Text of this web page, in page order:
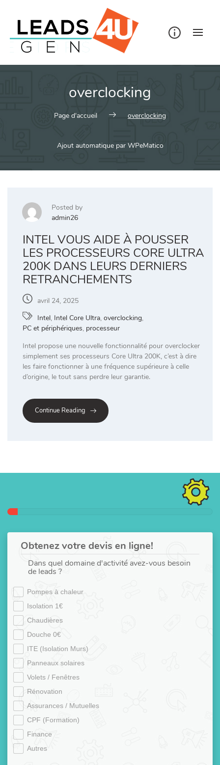
overclocking
Page d'accueil overclocking
Ajout automatique par WPeMatico
Posted by
admin26
INTEL VOUS AIDE À POUSSER
LES PROCESSEURS CORE ULTRA
200K DANS LEURS DERNIERS
RETRANCHEMENTS
avril 24, 2025
Intel, Intel Core Ultra, overclocking,
PC et périphériques, processeur
Intel propose une nouvelle fonctionnalité pour overclocker
simplement ses processeurs Core Ultra 200K, c’est à dire
les faire fonctionner à une fréquence supérieure à celle
d’origine, le tout sans perdre leur garantie.
Continue Reading
Obtenez votre devis en ligne!
Dans quel domaine d'activité avez-vous besoin
de leads ?
Pompes à chaleur
Isolation 1€
Chaudières
Douche 0€
ITE (Isolation Murs)
Panneaux solaires
Volets / Fenêtres
Rénovation
Assurances / Mutuelles
CPF (Formation)
Finance
Autres